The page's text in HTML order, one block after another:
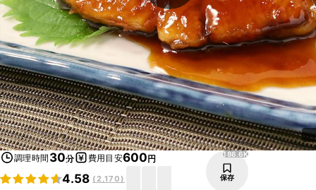
調理時間 30分 費用目安600円
4.58 (2,170)
186.6K
保存